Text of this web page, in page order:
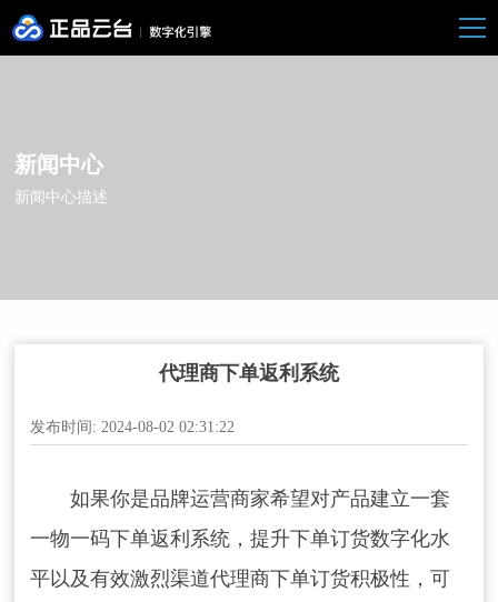
新闻中心
新闻中心描述
代理商下单返利系统
发布时间: 2024-08-02 02:31:22
如果你是品牌运营商家希望对产品建立一套
一物一码下单返利系统，提升下单订货数字化水
平以及有效激烈渠道代理商下单订货积极性，可